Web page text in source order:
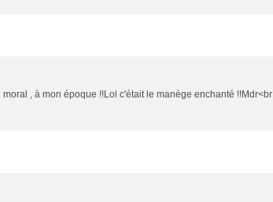
, à mon époque !!Lol c'était le manège enchanté !!Mdr<br